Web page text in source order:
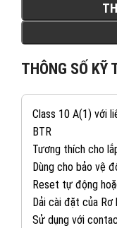
THÔNG SỐ KỸ
Class 10 A(1) với
BTR
Tương thích cho
Dùng cho bảo vệ
Reset tự động
Dải cài đặt của Rơ
Sử dụng với